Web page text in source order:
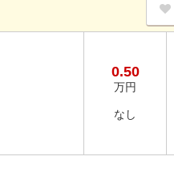
0.50
万円
なし